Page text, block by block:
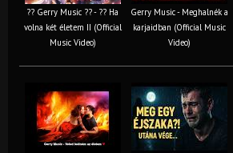
?? Gerry Music ?? - ?? Ha
volna két életem II (Official
Music Video)
Gerry Music - Meghalnék a
karjaidban (Official Music
Video)